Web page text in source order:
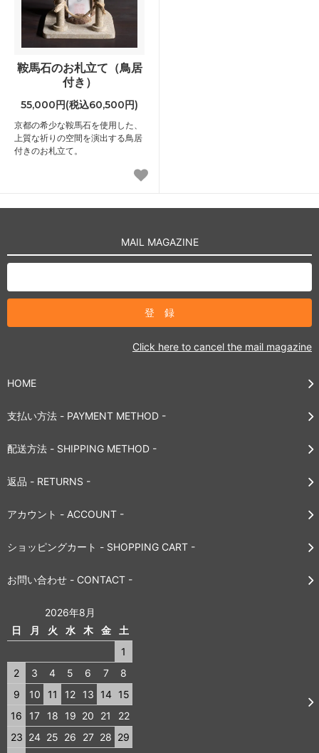
鞍馬石のお札立て（鳥居
付き）
55,000円(税込60,500円)
京都の希少な鞍馬石を使用した、
上質な祈りの空間を演出する鳥居
付きのお札立て。
MAIL MAGAZINE
Click here to cancel the mail magazine
HOME
支払い方法 - PAYMENT METHOD -
配送方法 - SHIPPING METHOD -
返品 - RETURNS -
アカウント - ACCOUNT -
ショッピングカート - SHOPPING CART -
お問い合わせ - CONTACT -
2026年8月
日
月 火 水 木 金
土
1
2
3 4 5 6 7
8
9
10 11 12 13 14
15
16
17 18 19 20 21
22
23 24 25 26 27 28 29